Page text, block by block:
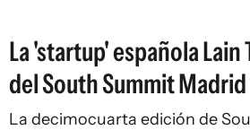
La 'startup' española Lain
del South Summit
La decimocuarta edición de